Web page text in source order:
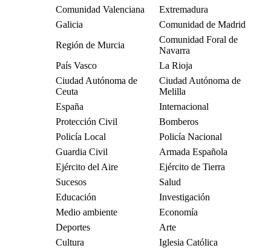
Comunidad Valenciana
Extremadura
Galicia
Comunidad de Madrid
Región de Murcia
Comunidad Foral de
Navarra
País Vasco
La Rioja
Ciudad Autónoma de
Ceuta
Ciudad Autónoma de
Melilla
España
Internacional
Protección Civil
Bomberos
Policía Local
Policía Nacional
Guardia Civil
Armada Española
Ejército del Aire
Ejército de Tierra
Sucesos
Salud
Educación
Investigación
Medio ambiente
Economía
Deportes
Arte
Cultura
Iglesia Católica